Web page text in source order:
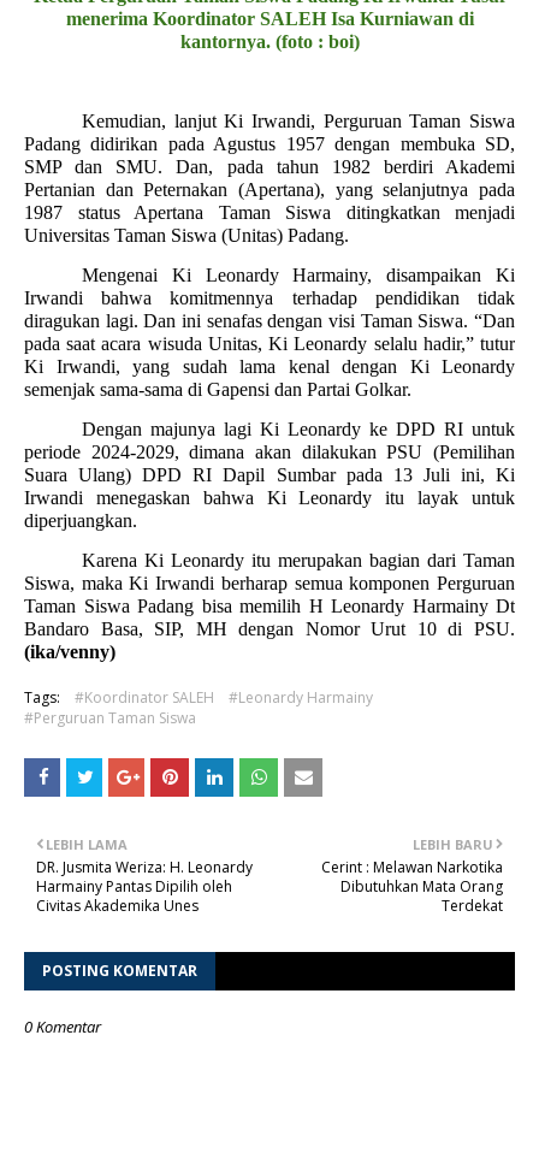
menerima Koordinator SALEH Isa Kurniawan di
kantornya. (foto : boi)
Kemudian, lanjut Ki Irwandi, Perguruan Taman Siswa
Padang didirikan pada Agustus 1957 dengan membuka SD,
SMP dan SMU. Dan, pada tahun 1982 berdiri Akademi
Pertanian dan Peternakan (Apertana), yang selanjutnya pada
1987 status Apertana Taman Siswa ditingkatkan menjadi
Universitas Taman Siswa (Unitas) Padang.
Mengenai Ki Leonardy Harmainy, disampaikan Ki
Irwandi bahwa komitmennya terhadap pendidikan tidak
diragukan lagi. Dan ini senafas dengan visi Taman Siswa. “Dan
pada saat acara wisuda Unitas, Ki Leonardy selalu hadir,” tutur
Ki Irwandi, yang sudah lama kenal dengan Ki Leonardy
semenjak sama-sama di Gapensi dan Partai Golkar.
Dengan majunya lagi Ki Leonardy ke DPD RI untuk
periode 2024-2029, dimana akan dilakukan PSU (Pemilihan
Suara Ulang) DPD RI Dapil Sumbar pada 13 Juli ini, Ki
Irwandi menegaskan bahwa Ki Leonardy itu layak untuk
diperjuangkan.
Karena Ki Leonardy itu merupakan bagian dari Taman
Siswa, maka Ki Irwandi berharap semua komponen Perguruan
Taman Siswa Padang bisa memilih H Leonardy Harmainy Dt
Bandaro Basa, SIP, MH dengan Nomor Urut 10 di PSU.
(ika/venny)
Tags: #Koordinator SALEH
#Leonardy Harmainy
#Perguruan Taman Siswa
LEBIH BARU
Cerint : Melawan Narkotika
Dibutuhkan Mata Orang
Terdekat
LEBIH LAMA
DR. Jusmita Weriza: H. Leonardy
Harmainy Pantas Dipilih oleh
Civitas Akademika Unes
POSTING KOMENTAR
0 Komentar